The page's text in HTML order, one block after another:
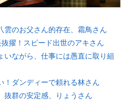
雲のお父さん的存在、霜鳥さん
擢！スピード出世のアキさん
いながら、仕事には愚直に取り組
！ダンディーで頼れる林さん
抜群の安定感、りょうさん